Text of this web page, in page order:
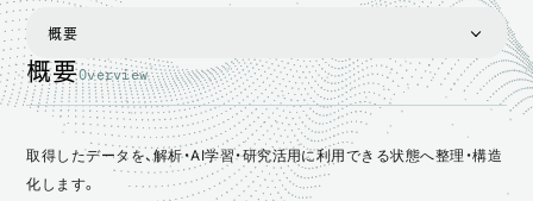
概要
概要
対応内容
進め方
概要Overview
取得したデータを、解析・AI学習・研究活用に利用できる状態へ整理・構造
化します。